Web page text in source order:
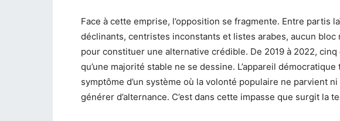
Face à cette emprise, l’opposition se fragmente. Entre partis
déclinants, centristes inconstants et listes arabes, aucun bloc
pour constituer une alternative crédible. De 2019 à 2022,
qu’une majorité stable ne se dessine. L’appareil
symptôme d’un système où la volonté populaire ne parvient
générer d’alternance. C’est dans cette impasse que surgit la